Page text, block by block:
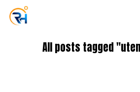
All posts tagged